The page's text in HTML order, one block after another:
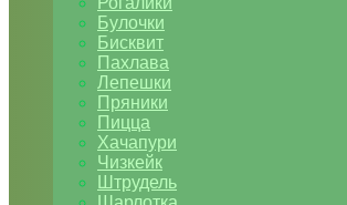
Булочки
Бисквит
Пахлава
Лепешки
Пряники
Пицца
Хачапури
Чизкейк
Штрудель